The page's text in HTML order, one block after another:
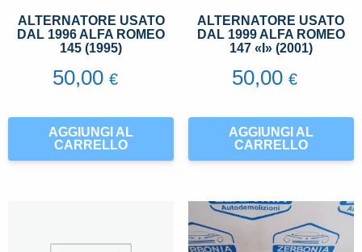
ALTERNATORE USATO
DAL 1996 ALFA ROMEO
145 (1995)
50,00 €
AGGIUNGI AL
CARRELLO
ALTERNATORE USATO
DAL 1999 ALFA ROMEO
147 «I» (2001)
50,00€
AGGIUNGI AL
CARRELLO